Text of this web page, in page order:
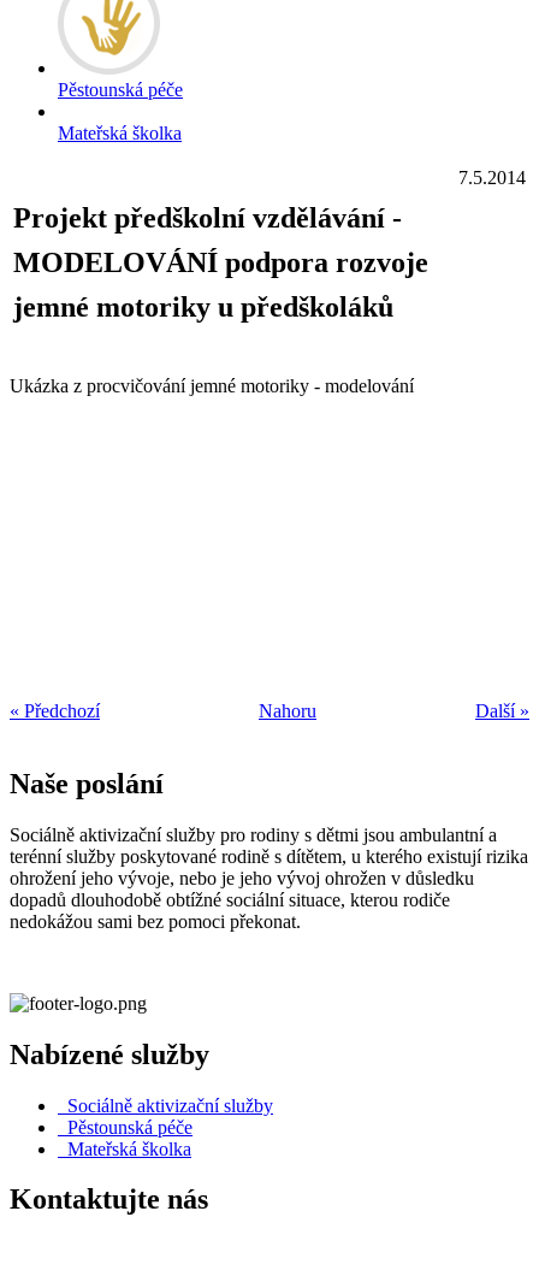
Pěstounská péče
Mateřská školka
Projekt předškolní vzdělávání -
MODELOVÁNÍ podpora rozvoje
jemné motoriky u předškoláků
7.5.2014
Ukázka z procvičování jemné motoriky - modelování
« Předchozí Nahoru Další »
Naše poslání
Sociálně aktivizační služby pro rodiny s dětmi jsou ambulantní a
terénní služby poskytované rodině s dítětem, u kterého existují rizika
ohrožení jeho vývoje, nebo je jeho vývoj ohrožen v důsledku
dopadů dlouhodobě obtížné sociální situace, kterou rodiče
nedokážou sami bez pomoci překonat.
Nabízené služby
Sociálně aktivizační služby
Pěstounská péče
Mateřská školka
Kontaktujte nás